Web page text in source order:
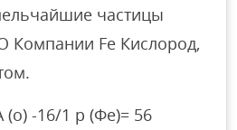
частицы
Компании Fe Кислород,
-16/1 р (Фе)= 56